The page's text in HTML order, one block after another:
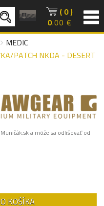
( 0 )
0.00 €
MEDIC
PATCH NKDA - DESERT
a môže sa odlišovať od
KOŠÍKA